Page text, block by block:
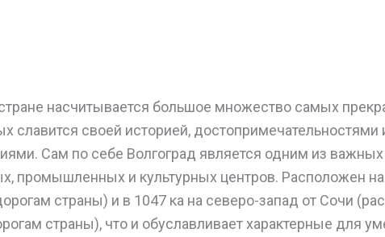
насчитывается большое множество самых
славится своей историей, достопримечательностями
Сам по себе Волгоград является одним из важных
промышленных и культурных центров. Расположен
страны) и в 1047 ка на северо-запад от Сочи
страны), что и обуславливает характерные для